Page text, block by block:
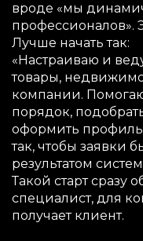
вроде «мы
профессионалов».
Лучше начать так:
«Настраиваю и
товары,
компании.
порядок,
оформить
так, чтобы заявки
результатом
Такой старт сразу
специалист, для
получает клиент.